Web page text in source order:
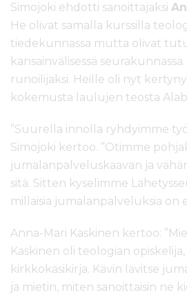
Simojoki ehdotti sanoittajaksi
He olivat samalla kurssilla
tiedekunnassa mutta olivat
kansainvälisessä
runoilijaksi. Heille oli nyt
kokemusta laulujen teosta
”Suurella innolla ryhdyimme
Simojoki kertoo. ”Otimme
jumalanpalveluskaavan ja
sitä. Sitten kyselimme
millaisia jumalanpalveluksia on
Anna-Mari Kaskinen kertoo:
Kaskinen oli teologian
kirkkokäsikirja. Kävin lävitse
ja mietin, miten sanoittaisin ne